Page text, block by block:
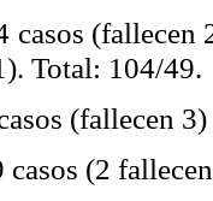
casos
Total: 104/49.
(fallecen
casos (2